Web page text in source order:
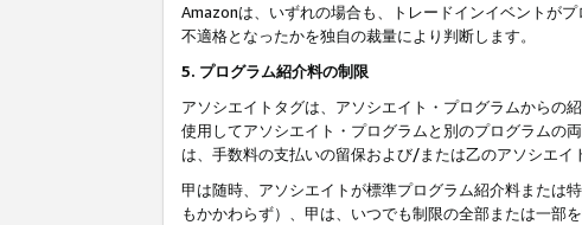
Amazonは、いずれの場合も、トレードインイベントが
不適格となったかを独自の裁量により判断します。
5. プログラム紹介料の制限
アソシエイトタグは、アソシエイト・プログラムからの
使用してアソシエイト・プログラムと別のプログラムの
は、手数料の支払いの留保および/または乙のアソシエイ
甲は随時、アソシエイトが標準プログラム紹介料または
もかかわらず）、甲は、いつでも制限の全部または一部